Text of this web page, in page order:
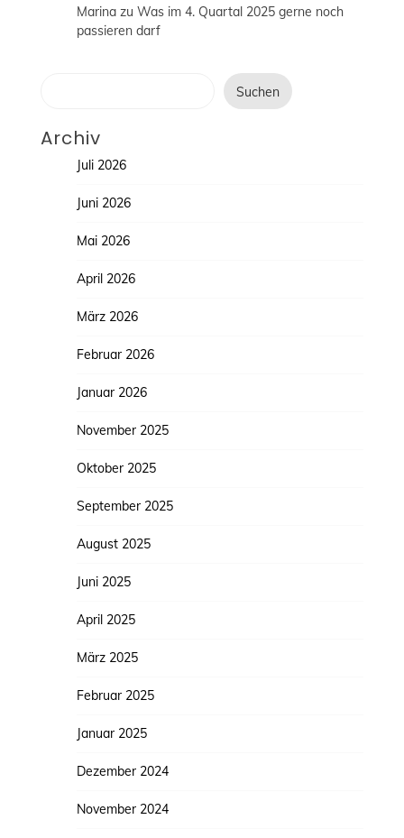
Marinazu Was im 4. Quartal 2025 gerne noch
passieren darf
Suchen
Archiv
Juli 2026
Juni 2026
Mai 2026
April 2026
März 2026
Februar 2026
Januar 2026
November 2025
Oktober 2025
September 2025
August 2025
Juni 2025
April 2025
März 2025
Februar 2025
Januar 2025
Dezember 2024
November 2024